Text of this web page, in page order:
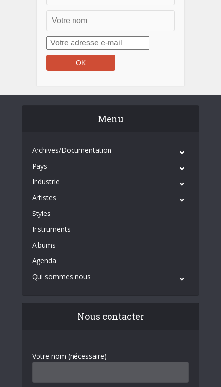
Menu
Archives/Documentation
Pays
Industrie
Artistes
Styles
Instruments
Albums
Agenda
Qui sommes nous
Nous contacter
Votre nom (nécessaire)